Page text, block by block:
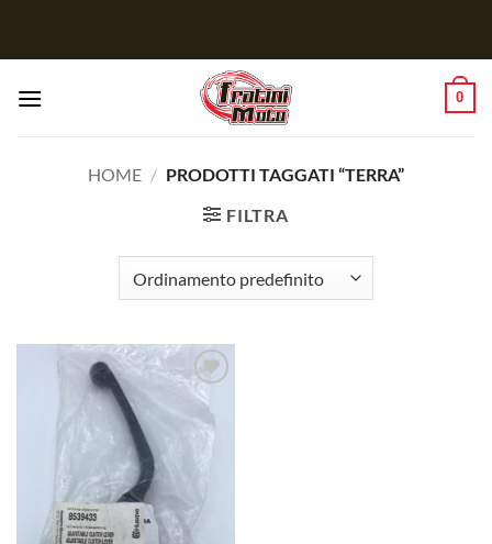
0
HOME / PRODOTTI TAGGATI “TERRA”
FILTRA
Aggiungi
alla lista
dei